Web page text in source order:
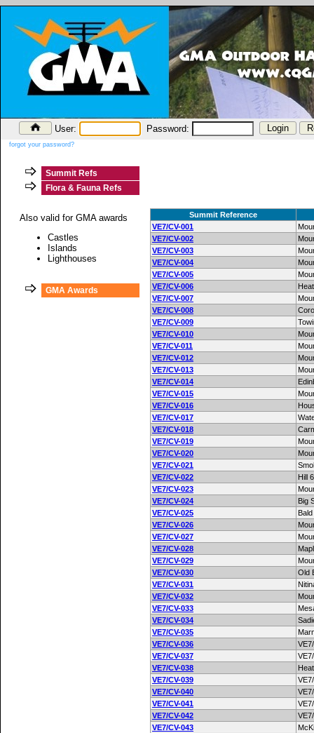
User: Password:
forgot your password?
Summit Refs
Flora & Fauna Refs
Also valid for GMA awards
Castles
Islands
Lighthouses
GMA Awards
Summit Reference
VE7/CV-001
VE7/CV-002
VE7/CV-003
VE7/CV-004
VE7/CV-005
VE7/CV-006
VE7/CV-007
VE7/CV-008
VE7/CV-009
VE7/CV-010
VE7/CV-011
VE7/CV-012
VE7/CV-013
VE7/CV-014
VE7/CV-015
VE7/CV-016
VE7/CV-017
VE7/CV-018
VE7/CV-019
VE7/CV-020
VE7/CV-021
VE7/CV-022
Hill
VE7/CV-023
VE7/CV-024
Big
VE7/CV-025
VE7/CV-026
VE7/CV-027
VE7/CV-028
VE7/CV-029
VE7/CV-030
Old
VE7/CV-031
VE7/CV-032
VE7/CV-033
VE7/CV-034
VE7/CV-035
VE7/CV-036
VE7/CV-037
VE7/CV-038
VE7/CV-039
VE7/CV-040
VE7/CV-041
VE7/CV-042
VE7/CV-043